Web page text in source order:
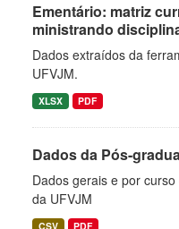
Ementário: matriz
ministrando
Dados extraídos da
UFVJM.
XLSX PDF
Dados da Pós-
Dados gerais e por
da UFVJM
CSV PDF